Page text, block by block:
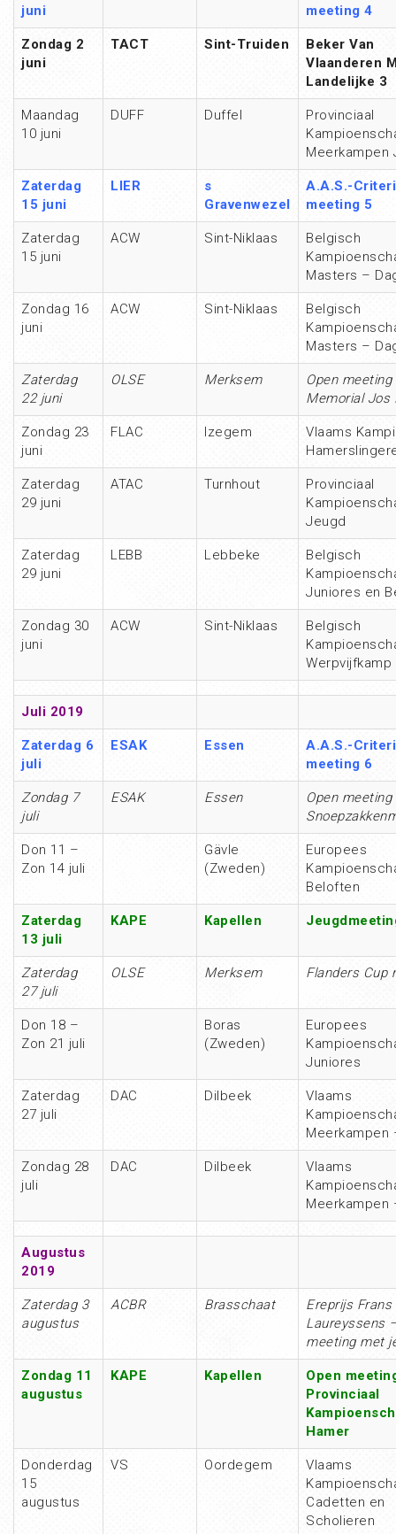
juni meeting 4
Zondag 2
juni
TACT Sint-Truiden
Beker Van
Vlaanderen
Landelijke 3
Maandag
10 juni
DUFF Duffel
Provinciaal
Meerkampen
Zaterdag
15 juni
LIER
s
Gravenwezel
A.A.S.-
meeting 5
Zaterdag
15 juni
ACW Sint-Niklaas
Belgisch
Masters –
Zondag 16
juni
ACW Sint-Niklaas
Belgisch
Masters –
Zaterdag
22 juni
OLSE Merksem
Open
Memorial Jos
Zondag 23
juni
FLAC Izegem
Vlaams
Zaterdag
29 juni
ATAC Turnhout
Provinciaal
Jeugd
Zaterdag
29 juni
LEBB Lebbeke
Belgisch
Juniores en
Zondag 30
juni
ACW Sint-Niklaas
Belgisch
Werpvijfkamp
Juli 2019
Zaterdag 6
juli
ESAK Essen
A.A.S.-
meeting 6
Zondag 7
juli
ESAK Essen
Open
Don 11 –
Zon 14 juli
Gävle
(Zweden)
Europees
Beloften
Zaterdag
13 juli
KAPE Kapellen
Zaterdag
27 juli
OLSE Merksem Flanders Cup
Don 18 –
Zon 21 juli
Boras
(Zweden)
Europees
Juniores
Zaterdag
27 juli
DAC Dilbeek
Vlaams
Meerkampen
Zondag 28
juli
DAC Dilbeek
Vlaams
Meerkampen
Augustus
2019
Zaterdag 3
augustus
ACBR Brasschaat
Ereprijs Frans
Laureyssens
meeting met
Zondag 11
augustus
KAPE Kapellen
Open
Provinciaal
Hamer
Donderdag
15
augustus
VS Oordegem
Vlaams
Cadetten en
Scholieren